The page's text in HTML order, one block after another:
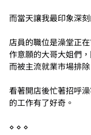
而當天讓我最印象深
店員的職位是澡堂正
作意願的大哥大姐們
而被主流就業市場排
看著開店後忙著招呼
的工作有了好奇。
⋄ ⋄ ⋄